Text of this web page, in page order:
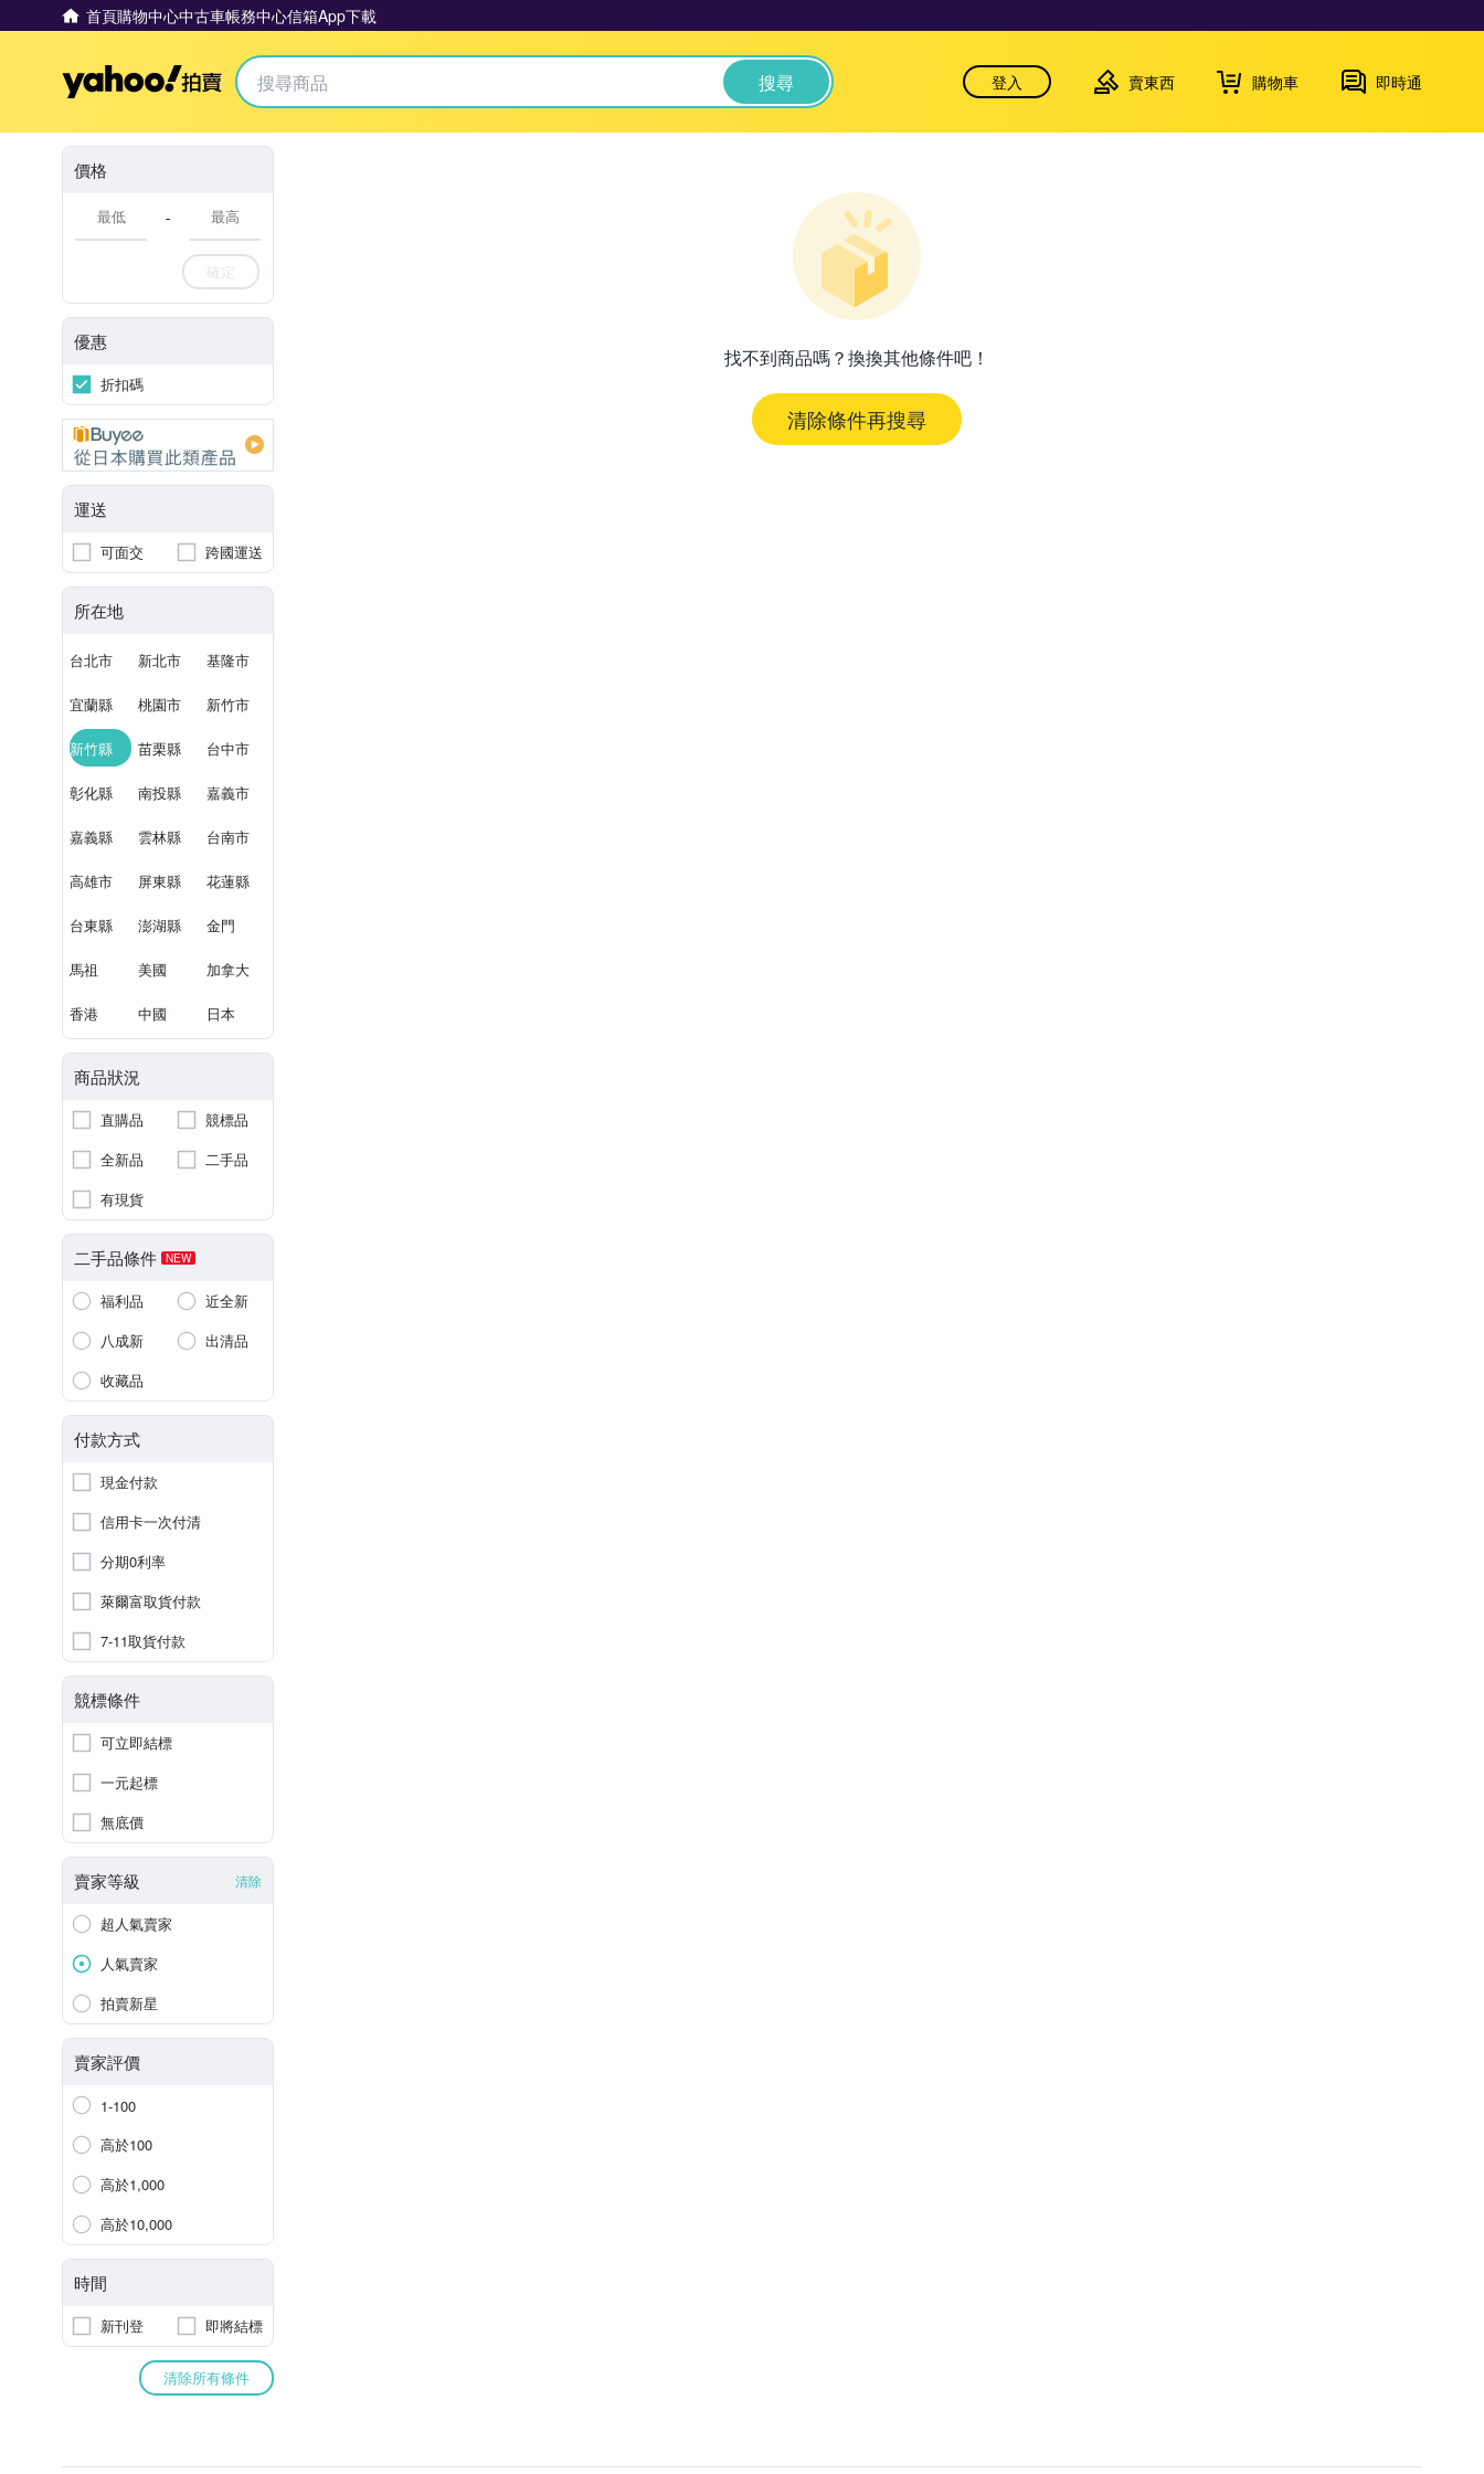
首頁購物中心中古車帳務中心信箱App下載
Yahoo拍賣 搜尋 登入 賣東西 購物車 即時通
價格
-
確定
優惠
折扣碼
運送
可面交 跨國運送
所在地
台北市 新北市 基隆市
宜蘭縣 桃園市 新竹市
新竹縣 苗栗縣 台中市
彰化縣 南投縣 嘉義市
嘉義縣 雲林縣 台南市
高雄市 屏東縣 花蓮縣
台東縣 澎湖縣 金門
馬祖 美國 加拿大
香港 中國 日本
商品狀況
直購品
競標品
全新品
二手品
有現貨
二手品條件 NEW
福利品
近全新
八成新
出清品
收藏品
付款方式
現金付款
信用卡一次付清
分期0利率
萊爾富取貨付款
7-11取貨付款
競標條件
可立即結標
一元起標
無底價
賣家等級 清除
超人氣賣家
人氣賣家
拍賣新星
賣家評價
1-100
高於100
高於1,000
高於10,000
時間
新刊登 即將結標
清除所有條件
找不到商品嗎？換換其他條件吧！
清除條件再搜尋